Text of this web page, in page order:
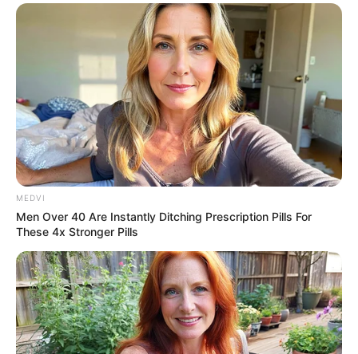
MEDVI
Men Over 40 Are Instantly Ditching Prescription Pills For
These 4x Stronger Pills